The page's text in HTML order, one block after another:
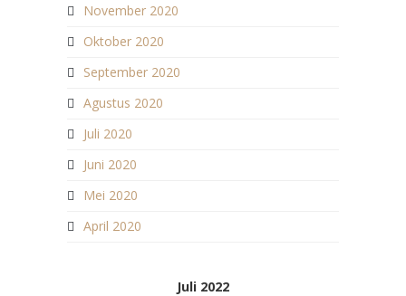
November 2020
Oktober 2020
September 2020
Agustus 2020
Juli 2020
Juni 2020
Mei 2020
April 2020
Juli 2022